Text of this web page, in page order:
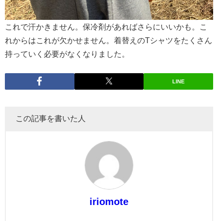
これで汗かきません。保冷剤があればさらにいいかも。こ
れからはこれが欠かせません。着替えのTシャツをたくさん
持っていく必要がなくなりました。
LINE
この記事を書いた人
iriomote